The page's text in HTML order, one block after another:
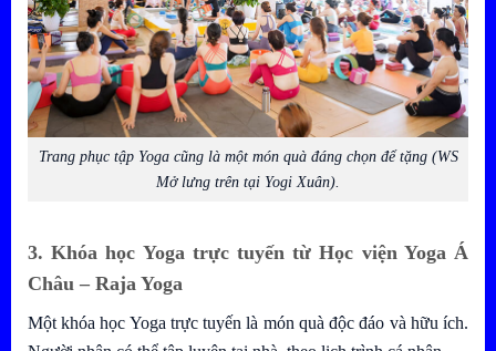
Trang phục tập Yoga cũng là một món quà đáng chọn để tặng (WS
Mở lưng trên tại Yogi Xuân).
3. Khóa học Yoga trực tuyến từ Học viện Yoga Á
Châu – Raja Yoga
Một khóa học Yoga trực tuyến là món quà độc đáo và hữu ích.